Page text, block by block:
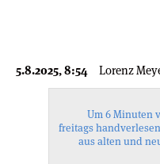
5.8.2025, 8:54 Lorenz
Um 6 Minuten
freitags
aus alten und